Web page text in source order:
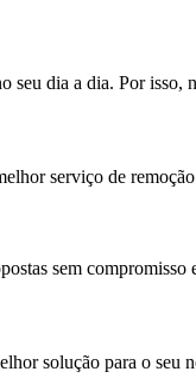
dia a dia. Por
serviço de
sem
solução para o